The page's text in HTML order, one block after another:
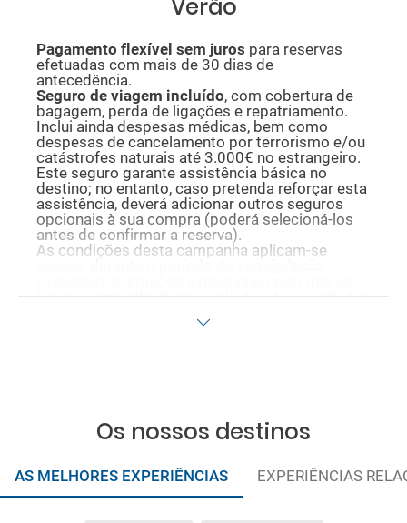
Verão
Pagamento flexível sem juros para reservas
efetuadas com mais de 30 dias de
antecedência.
Seguro de viagem incluído, com cobertura de
bagagem, perda de ligações e repatriamento.
Inclui ainda despesas médicas, bem como
despesas de cancelamento por terrorismo e/ou
catástrofes naturais até 3.000€ no estrangeiro.
Este seguro garante assistência básica no
destino; no entanto, caso pretenda reforçar esta
assistência, deverá adicionar outros seguros
opcionais à sua compra (poderá selecioná-los
antes de confirmar a reserva).
As condições desta campanha aplicam-se
Desconto não acumulável.
Os nossos destinos
AS MELHORES EXPERIÊNCIAS EXPERIÊNCIAS